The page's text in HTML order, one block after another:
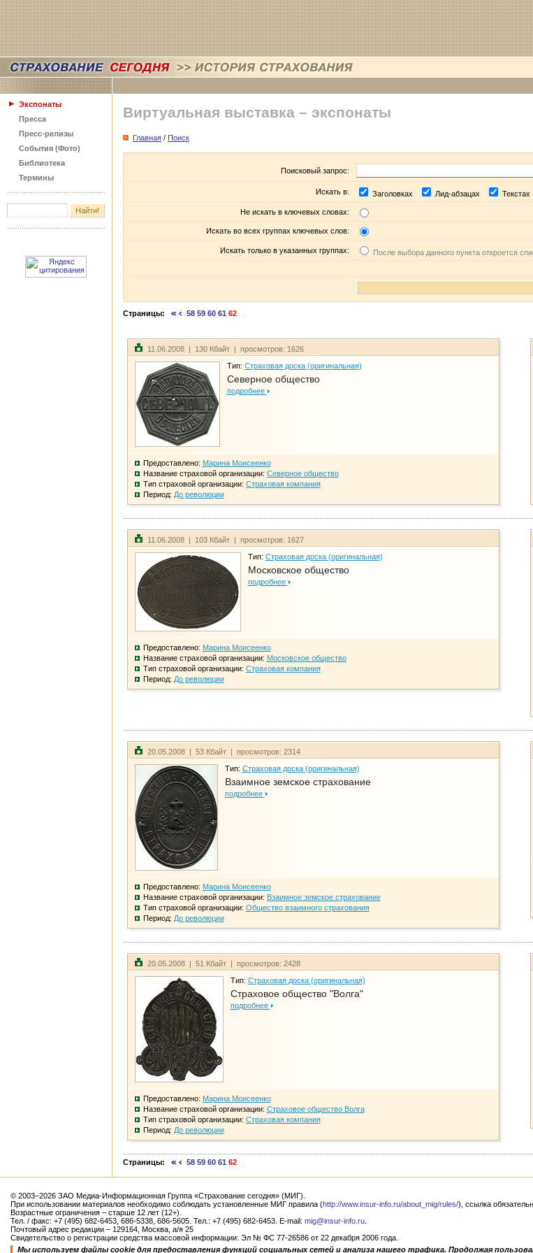
Экспонаты
Пресса
Пресс-релизы
События (Фото)
Библиотека
Термины
Виртуальная выставка – экспонаты
Главная / Поиск
Поисковый запрос:
Искать в: Заголовках Лид-абзацах Текстах
Не искать в ключевых словах:
Искать во всех группах ключевых слов:
Искать только в указанных группах: После выбора данного пункта откроется
Страницы: 58 59 60 61 62
11.06.2008 | 130 Кбайт | просмотров: 1626
Тип: Страховая доска (оригинальная)
Северное общество
подробнее
Предоставлено: Марина Моисеенко
Название страховой организации: Северное общество
Тип страховой организации: Страховая компания
Период: До революции
11.06.2008 | 103 Кбайт | просмотров: 1627
Тип: Страховая доска (оригинальная)
Московское общество
подробнее
Предоставлено: Марина Моисеенко
Название страховой организации: Московское общество
Тип страховой организации: Страховая компания
Период: До революции
20.05.2008 | 53 Кбайт | просмотров: 2314
Тип: Страховая доска (оригинальная)
Взаимное земское страхование
подробнее
Предоставлено: Марина Моисеенко
Название страховой организации: Взаимное земское страхование
Тип страховой организации: Общество взаимного страхования
Период: До революции
20.05.2008 | 51 Кбайт | просмотров: 2428
Тип: Страховая доска (оригинальная)
Страховое общество "Волга"
подробнее
Предоставлено: Марина Моисеенко
Название страховой организации: Страховое общество Волга
Тип страховой организации: Страховая компания
Период: До революции
Страницы: 58 59 60 61 62
© 2003–2026 ЗАО Медиа-Информационная Группа «Страхование сегодня» (МИГ).
При использовании материалов необходимо соблюдать установленные МИГ правила (http://www.insur-info.ru/about_mig/rules/), ссылка
Возрастные ограничения – старше 12 лет (12+).
Тел. / факс: +7 (495) 682-6453, 686-5338, 686-5605. Тел.: +7 (495) 682-6453. E-mail: mig@insur-info.ru
Почтовый адрес редакции – 129164, Москва, а/я 25
Свидетельство о регистрации средства массовой информации: Эл № ФС 77-26586 от 22 декабря 2006 года.
Мы используем файлы cookie для предоставления функций социальных сетей и анализа нашего трафика. Продолжая